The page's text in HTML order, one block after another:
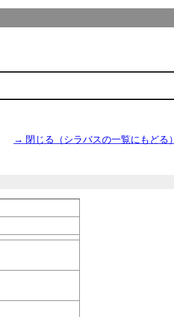
→ 閉じる（シラバスの一覧にもどる）